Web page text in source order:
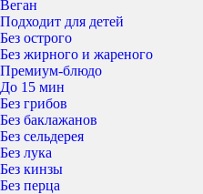
Веган
Подходит для детей
Без острого
Без жирного и жареного
Премиум-блюдо
До 15 мин
Без грибов
Без баклажанов
Без сельдерея
Без лука
Без кинзы
Без перца